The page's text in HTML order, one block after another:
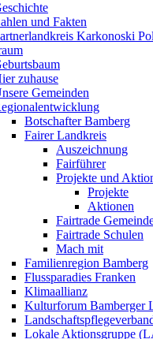
und Fakten
Karkonoski
zuhause
Gemeinden
Botschafter Bamberg
Fairer Landkreis
Auszeichnung
Fairführer
Projekte und
Projekte
Aktionen
Fairtrade
Fairtrade Schulen
Mach mit
Familienregion Bamberg
Flussparadies Franken
Klimaallianz
Kulturforum Bamberger
Lokale Aktionsgruppe